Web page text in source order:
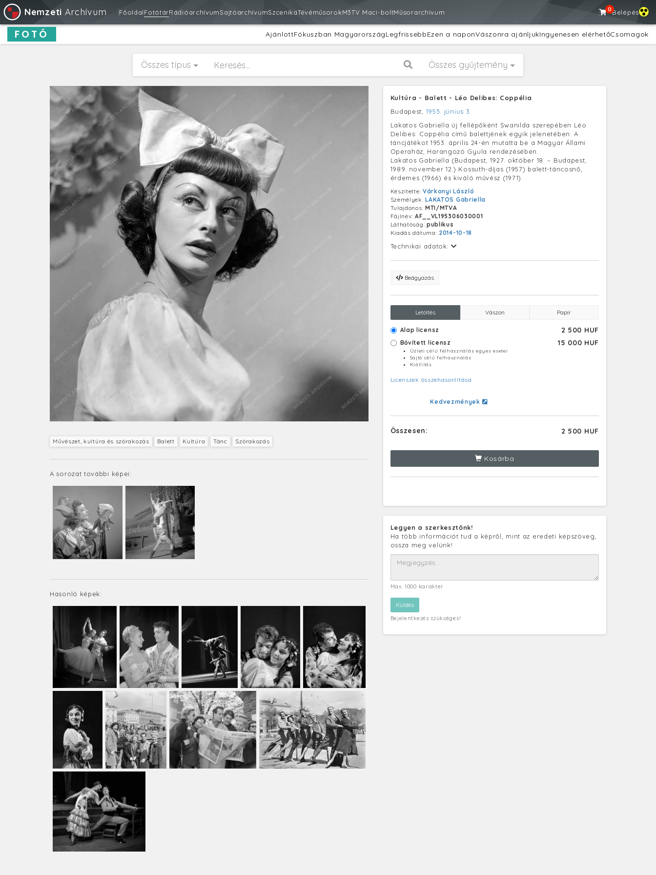
Nemzeti Archívum FőoldalFotótárRádióarchívumSajtóarchívumSzcenikaTévéműsorokM3TV Maci-boltMűsorarchívum 0Belépés
FOTÓ AjánlottFókuszban MagyarországLegfrissebbEzen a naponVászonra ajánljukIngyenesen elérhetőCsomagok
Összes típus Összes gyűjtemény
Művészet, kultúra és szórakozás Balett Kultúra Tánc Szórakozás
A sorozat további képei:
Hasonló képek:
Kultúra - Balett - Léo Delibes: Coppélia
Budapest, 1953. június 3.
Lakatos Gabriella új fellépőként Swanilda szerepében Léo
Delibes: Coppélia című balettjének egyik jelenetében. A
táncjátékot 1953. április 24-én mutatta be a Magyar Állami
Operaház, Harangozó Gyula rendezésében.
Lakatos Gabriella (Budapest, 1927. október 18. – Budapest,
1989. november 12.) Kossuth-díjas (1957) balett-táncosnő,
érdemes (1966) és kiváló művész (1971).
Készítette: Várkonyi László
Személyek:LAKATOS Gabriella
Tulajdonos: MTI/MTVA
Fájlnév: AF__VL195306030001
Láthatóság: publikus
Kiadás dátuma: 2014-10-18
Technikai adatok:
Beágyazás
Letöltés Vászon Papír
Alap licensz 2 500 HUF
Bővített licensz 15 000 HUF
Üzleti célú felhasználás egyes esetei
Sajtó célú felhasználás
Kiállítás
Licenszek összehasonlítása
Kedvezmények
Összesen: 2 500 HUF
Kosárba
Legyen a szerkesztőnk!
Ha több információt tud a képről, mint az eredeti képszöveg,
ossza meg velünk!
Max. 1000 karakter
Bejelentkezés szükséges!